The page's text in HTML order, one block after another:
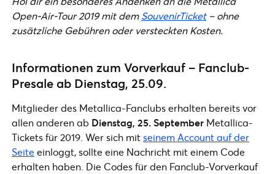
Open-Air-Tour 2019 mit demSouvenirTicket– ohne
zusätzliche Gebühren oder versteckten Kosten.
Informationen zum Vorverkauf – Fanclub-
Presale ab Dienstag, 25.09.
Mitglieder des Metallica-Fanclubs erhalten bereits vor
allen anderen ab Dienstag, 25. September Metallica-
Tickets für 2019. Wer sich mitseinem Account auf der
Seiteeinloggt, sollte eine Nachricht mit einem Code
erhalten haben. Die Codes für den Fanclub-Vorverkauf